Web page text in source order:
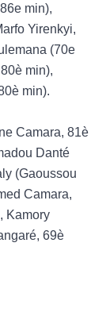
min),
Yirenkyi,
(70e
min),
min).
Camara, 81è
Danté
(Gaoussou
Camara,
Kamory
69è